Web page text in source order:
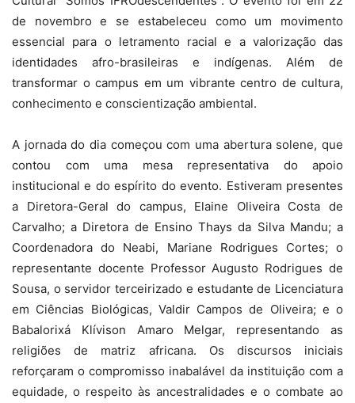
de novembro e se estabeleceu como um movimento
essencial para o letramento racial e a valorização das
identidades afro-brasileiras e indígenas. Além de
transformar o campus em um vibrante centro de cultura,
conhecimento e conscientização ambiental.
A jornada do dia começou com uma abertura solene, que
contou com uma mesa representativa do apoio
institucional e do espírito do evento. Estiveram presentes
a Diretora-Geral do campus, Elaine Oliveira Costa de
Carvalho; a Diretora de Ensino Thays da Silva Mandu; a
Coordenadora do Neabi, Mariane Rodrigues Cortes; o
representante docente Professor Augusto Rodrigues de
Sousa, o servidor terceirizado e estudante de Licenciatura
em Ciências Biológicas, Valdir Campos de Oliveira; e o
Babalorixá Klívison Amaro Melgar, representando as
religiões de matriz africana. Os discursos iniciais
reforçaram o compromisso inabalável da instituição com a
equidade, o respeito às ancestralidades e o combate ao